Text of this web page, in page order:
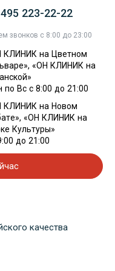
223-22-22
звонков с 8:00 до 23:00
КЛИНИК на Цветном
«ОН КЛИНИК на
по Вс с 8:00 до 21:00
КЛИНИК на Новом
«ОН КЛИНИК на
Культуры»
до 21:00
качества